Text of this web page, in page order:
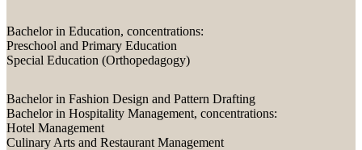
Bachelor in Education, concentrations:
Preschool and Primary Education
Special Education (Orthopedagogy)
Bachelor in Fashion Design and Pattern Drafting
Bachelor in Hospitality Management, concentrations:
Hotel Management
Culinary Arts and Restaurant Management